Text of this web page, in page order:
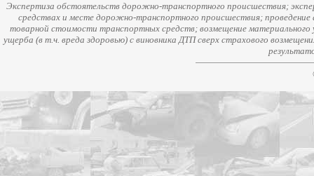
Экспертиза обстоятельств дорожно-транспортного происшествия;
средствах и месте дорожно-транспортного происшествия;
товарной стоимости транспортных средств; возмещение
ущерба (в т.ч. вреда здоровью) с виновника ДТП сверх страхового